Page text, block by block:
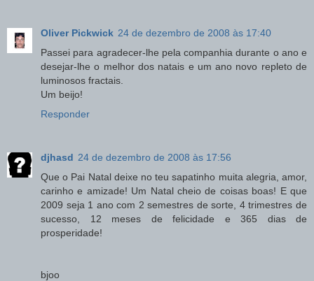
Oliver Pickwick 24 de dezembro de 2008 às 17:40
Passei para agradecer-lhe pela companhia durante o ano e
desejar-lhe o melhor dos natais e um ano novo repleto de
luminosos fractais.
Um beijo!
Responder
djhasd 24 de dezembro de 2008 às 17:56
Que o Pai Natal deixe no teu sapatinho muita alegria, amor,
carinho e amizade! Um Natal cheio de coisas boas! E que
2009 seja 1 ano com 2 semestres de sorte, 4 trimestres de
sucesso, 12 meses de felicidade e 365 dias de
prosperidade!
bjoo